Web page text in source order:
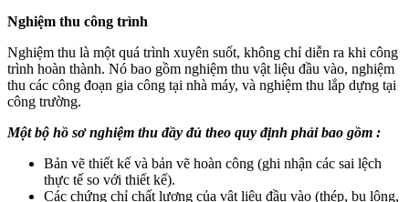
Nghiệm thu công trình
Nghiệm thu là một quá trình xuyên suốt, không chỉ diễn ra khi công
trình hoàn thành. Nó bao gồm nghiệm thu vật liệu đầu vào, nghiệm
thu các công đoạn gia công tại nhà máy, và nghiệm thu lắp dựng tại
công trường.
Một bộ hồ sơ nghiệm thu đầy đủ theo quy định phải bao gồm :
Bản vẽ thiết kế và bản vẽ hoàn công (ghi nhận các sai lệch
thực tế so với thiết kế).
Các chứng chỉ chất lượng của vật liệu đầu vào (thép, bu lông,